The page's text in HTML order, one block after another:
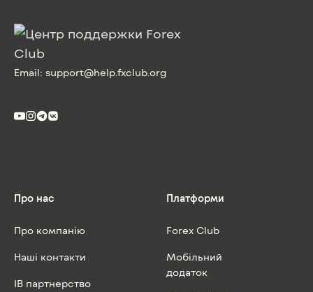
Email: support@help.fxclub.org
Про нас
Про компанію
Наші контакти
IB партнерство
Платформи
Forex Club
Мобільний
додаток